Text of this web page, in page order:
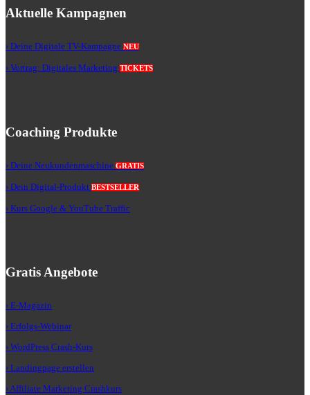
Aktuelle Kampagnen
› Deine Digitale TV-Kampagne NEU
› Vortrag: Digitales Marketing TICKETS
Coaching Produkte
› Deine Neukundenmaschine GRATIS
› Dein Digital-Produkt BESTSELLER
› Kurs Google & YouTube Traffic
Gratis Angebote
› E-Magazin
› Erfolgs-Webinar
› WordPress Crash-Kurs
› Landingpage erstellen
› Affiliate Marketing Crashkurs